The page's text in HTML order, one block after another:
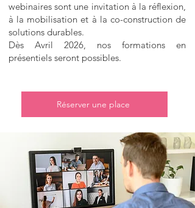
webinaires sont une invitation à la réflexion,
à la mobilisation et à la co-construction de
solutions durables.
Dès Avril 2026, nos formations en
présentiels seront possibles.
Réserver une place